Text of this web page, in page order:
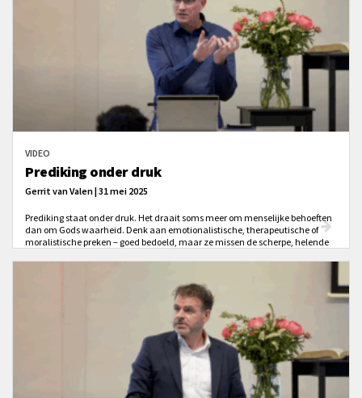
VIDEO
Prediking onder druk
Gerrit van Valen | 31 mei 2025
Prediking staat onder druk. Het draait soms meer om menselijke behoeften
dan om Gods waarheid. Denk aan emotionalistische, therapeutische of
moralistische preken – goed bedoeld, maar ze missen de scherpe, helende